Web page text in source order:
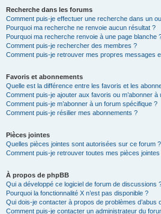
Recherche dans les forums
Comment puis-je effectuer une recherche dans un
Pourquoi ma recherche ne renvoie aucun résultat ?
Pourquoi ma recherche renvoie à une page blanche
Comment puis-je rechercher des membres ?
Comment puis-je retrouver mes propres messages
Favoris et abonnements
Quelle est la différence entre les favoris et les
Comment puis-je ajouter aux favoris ou m’abonner à
Comment puis-je m’abonner à un forum spécifique ?
Comment puis-je résilier mes abonnements ?
Pièces jointes
Quelles pièces jointes sont autorisées sur ce forum ?
Comment puis-je retrouver toutes mes pièces jointes
À propos de phpBB
Qui a développé ce logiciel de forum de discussions
Pourquoi la fonctionnalité X n’est pas disponible ?
Qui dois-je contacter à propos de problèmes d’abus
Comment puis-je contacter un administrateur du